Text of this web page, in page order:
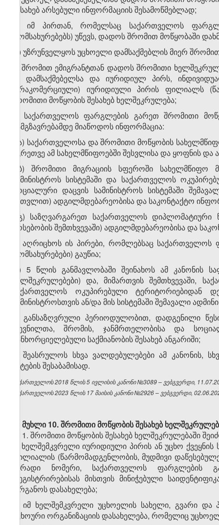
შესახებ არსებული ინფორმაციის შესამოწმებლად;
გ) იმ პირთან, რომელსაც საქართველოს
(მომსახურებებს) უწევს, დადოს შრომით მოწყობაში
დ) უზრუნველყოს უცხოელი დამსაქმებლის მიერ
ე) შრომით ემიგრანტთან დადოს შრომითი
ამ დამსაქმებელსა და იურიდიულ პირს,
(არაკომერციული) იურიდიული პირის ფილიალს
შრომითი მოწყობის შესახებ ხელშეკრულება;
ვ) საქართველოს ფარგლების გარეთ შრომითი
გამგზავრებამდე მიაწოდოს ინფორმაცია:
ვ.ა) საქართველოსა და შრომითი მოწყობის
აგრეთვე ამ სახელმწიფოებში შესვლისა და ყოფნის და
ვ.ბ) შრომითი მიგრაციის სფეროში სახელმწიფო
სამინისტროს სისტემაში და საქართველოს
სოციალური დაცვის სამინისტროს სისტემაში
ჩათვლით) ადგილმდებარეობისა და საკონტაქტო
ვ.გ) საზღვარგარეთ საქართველოს დიპლომატიური
არსებობის შემთხვევაში) ადგილმდებარეობისა და
ზ) აღრიცხოს ის პირები, რომლებსაც
(მომსახურებები) გაუწია;
თ) 5 წლის განმავლობაში შეინახოს ამ კანონის
ხელშეკრულებები) და, მიმართვის შემთხვევაში,
საქართველოს ოკუპირებული
სამინისტროსთვის ან/და მის სისტემაში შემავალი
ი) განსაზღვრული პერიოდულობით, დადგენილი
დევნილთა, შრომის, ჯანმრთელობისა და
განხორციელებული საქმიანობის შესახებ ანგარიში;
კ) შეასრულოს სხვა ვალდებულებები ამ კანონის,
აქტების შესაბამისად.
საქართველოს 2018 წლის 5 ივლისის კანონი №3089 – ვებგვერდი,
საქართველოს 2023 წლის 17 მაისის კანონი №2926 – ვებგვერდი,
მუხლი 10.შრომითი მოწყობის შესახებ
1. შრომითი მოწყობის შესახებ ხელშეკრულებაში
ა) ხელშემკვრელი იურიდიული პირის ან უცხო
ფილიალის (წარმომადგენლობის, მუდმივი
პირადი ნომერი, საქართველოს ფარგლების
რეგისტრირებისას მისთვის მინიჭებული
ორგანოს დასახელება;
ბ) იმ ხელშემკვრელი უცხოელის სახელი, გვარი
უცხოური ორგანიზაციის დასახელება, რომელიც